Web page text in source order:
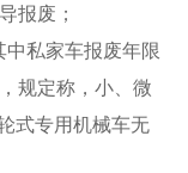
报废；
私家车报废年限
规定称，小、微
式专用机械车无